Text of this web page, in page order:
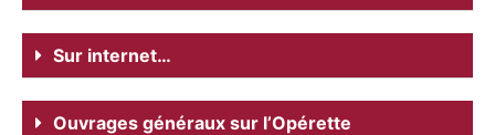
Sur internet…
Ouvrages généraux sur l’Opérette